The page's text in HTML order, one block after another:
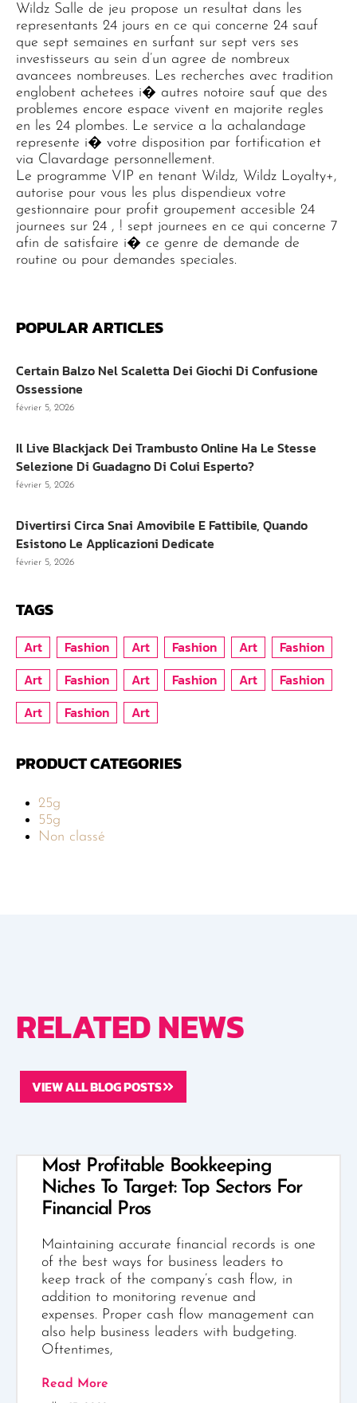
Wildz Salle de jeu propose un resultat dans les
representants 24 jours en ce qui concerne 24 sauf
que sept semaines en surfant sur sept vers ses
investisseurs au sein d’un agree de nombreux
avancees nombreuses. Les recherches avec tradition
englobent achetees i� autres notoire sauf que des
problemes encore espace vivent en majorite regles
en les 24 plombes. Le service a la achalandage
represente i� votre disposition par fortification et
via Clavardage personnellement.
Le programme VIP en tenant Wildz, Wildz Loyalty+,
autorise pour vous les plus dispendieux votre
gestionnaire pour profit groupement accesible 24
journees sur 24 , ! sept journees en ce qui concerne 7
afin de satisfaire i� ce genre de demande de
routine ou pour demandes speciales.
POPULAR ARTICLES
Certain Balzo Nel Scaletta Dei Giochi Di Confusione
Ossessione
février 5, 2026
Il Live Blackjack Dei Trambusto Online Ha Le Stesse
Selezione Di Guadagno Di Colui Esperto?
février 5, 2026
Divertirsi Circa Snai Amovibile E Fattibile, Quando
Esistono Le Applicazioni Dedicate
février 5, 2026
TAGS
Art Fashion Art Fashion Art
Fashion
Art
Fashion Art Fashion Art
Fashion
Art
Fashion Art
PRODUCT CATEGORIES
25g
55g
Non classé
RELATED NEWS
VIEW ALL BLOG POSTS
Most Profitable Bookkeeping
Niches To Target: Top Sectors For
Financial Pros
Maintaining accurate financial records is one
of the best ways for business leaders to
keep track of the company’s cash flow, in
addition to monitoring revenue and
expenses. Proper cash flow management can
also help business leaders with budgeting.
Oftentimes,
Read More